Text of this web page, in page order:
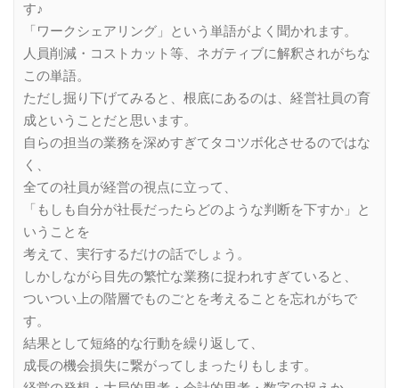
す♪
「ワークシェアリング」という単語がよく聞かれます。
人員削減・コストカット等、ネガティブに解釈されがちな
この単語。
ただし掘り下げてみると、根底にあるのは、経営社員の育
成ということだと思います。
自らの担当の業務を深めすぎてタコツボ化させるのではな
く、
全ての社員が経営の視点に立って、
「もしも自分が社長だったらどのような判断を下すか」と
いうことを
考えて、実行するだけの話でしょう。
しかしながら目先の繁忙な業務に捉われすぎていると、
ついつい上の階層でものごとを考えることを忘れがちで
す。
結果として短絡的な行動を繰り返して、
成長の機会損失に繋がってしまったりもします。